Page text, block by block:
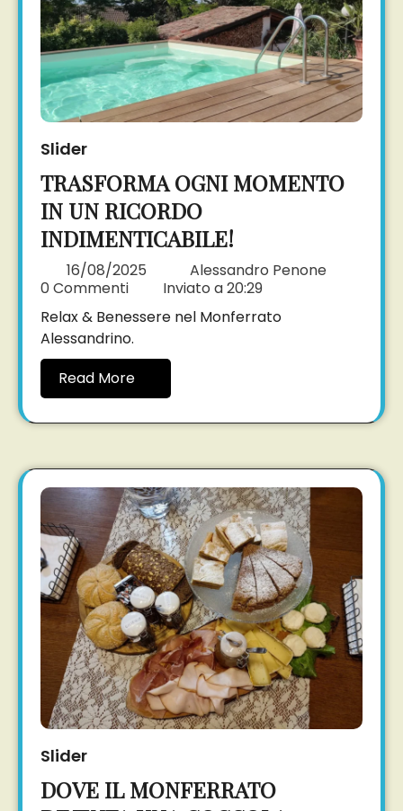
Slider
TRASFORMA OGNI MOMENTO
IN UN RICORDO
INDIMENTICABILE!
16/08/2025
Alessandro Penone
0 Commenti
Inviato a20:29
Relax & Benessere nel Monferrato
Alessandrino.
Read More
Slider
DOVE IL MONFERRATO